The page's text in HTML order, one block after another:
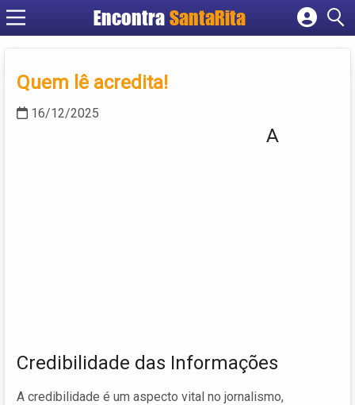
EncontraSantaRita
Cadastrar empresa
Criar conta
Quem lê acredita!
16/12/2025
A
Credibilidade das Informações
A credibilidade é um aspecto vital no jornalismo,